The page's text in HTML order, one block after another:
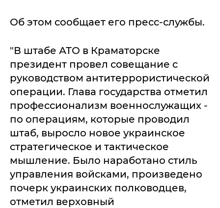
Об этом сообщает его пресс-службы.
"В штабе АТО в Краматорске
президент провел совещание с
руководством антитеррористической
операции. Глава государства отметил
профессионализм военнослужащих -
по операциям, которые проводил
штаб, выросло новое украинское
стратегическое и тактическое
мышление. Было наработано стиль
управления войсками, произведено
почерк украинских полководцев,
отметил верховный